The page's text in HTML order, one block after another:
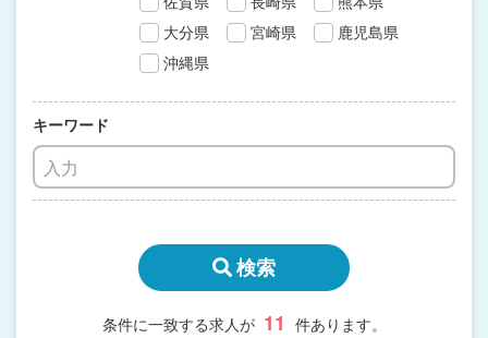
大分県
宮崎県
鹿児島県
沖縄県
キーワード
検索
条件に一致する求人が 11 件あります。